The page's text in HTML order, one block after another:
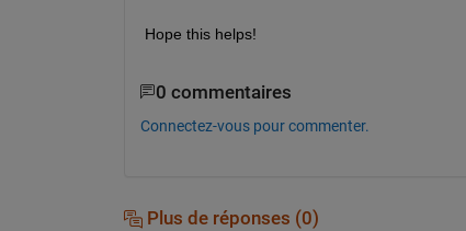
Hope this helps!
0 commentaires
Connectez-vous pour commenter.
Plus de réponses (0)